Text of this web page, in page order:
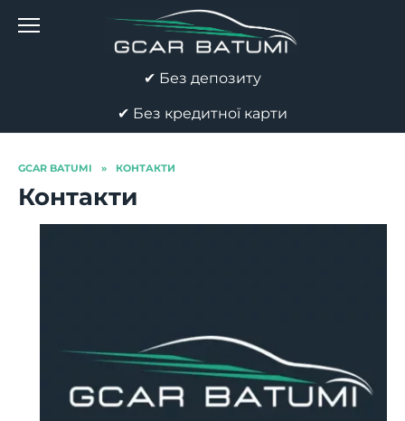
✔ Без депозиту
✔ Без кредитної карти
GCAR BATUMI » КОНТАКТИ
Контакти